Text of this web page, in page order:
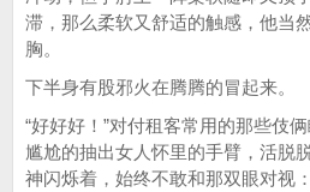
滞，那么柔软又舒适的触感，他当
胸。
下半身有股邪火在腾腾的冒起来。
“好好好！”对付租客常用的那些伎
尴尬的抽出女人怀里的手臂，活脱
神闪烁着，始终不敢和那双眼对视